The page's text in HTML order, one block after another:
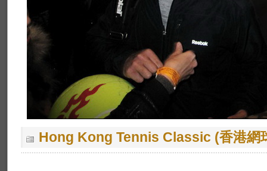
Hong Kong Tennis Classic (香港網